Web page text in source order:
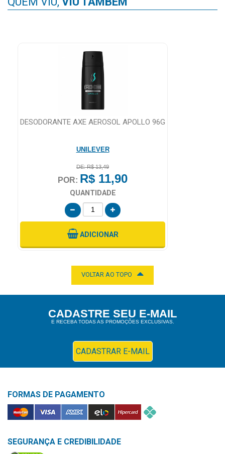
MAIS
DESODORANTE AXE AEROSOL APOLLO 96G
UNILEVER
DE: R$ 13,49
POR: R$ 11,90
QUANTIDADE
ADICIONAR
VOLTAR AO TOPO
CADASTRE SEU E-MAIL
E RECEBA TODAS AS PROMOÇÕES EXCLUSIVAS.
CADASTRAR E-MAIL
FORMAS DE PAGAMENTO
SEGURANÇA E CREDIBILIDADE